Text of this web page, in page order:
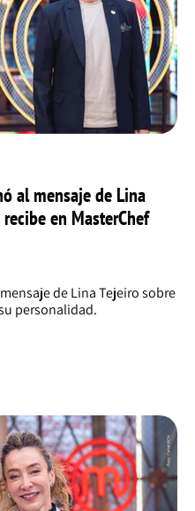
al mensaje de Lina
en MasterChef
de Lina Tejeiro sobre
personalidad.